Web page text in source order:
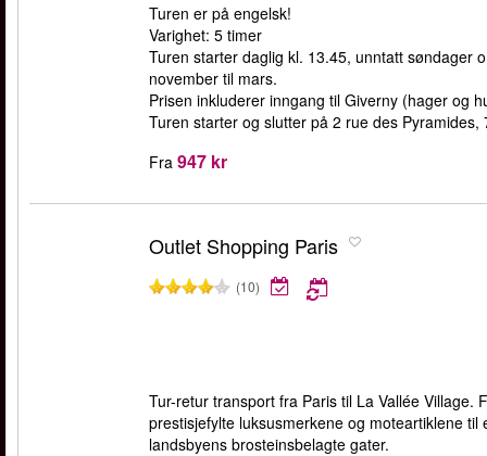
Turen er på engelsk!
Varighet: 5 timer
Turen starter daglig kl. 13.45, unntatt søndager
november til mars.
Prisen inkluderer inngang til Giverny (hager og
Turen starter og slutter på 2 rue des Pyramides,
Fra 947 kr
Outlet Shopping Paris
(10)
Tur-retur transport fra Paris til La Vallée
prestisjefylte luksusmerkene og moteartiklene
landsbyens brosteinsbelagte gater.